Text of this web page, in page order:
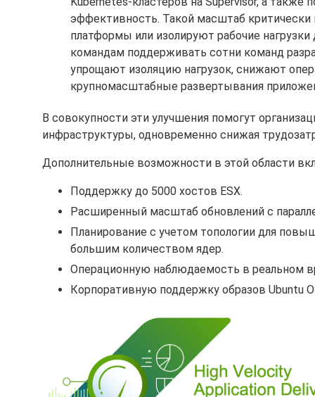
эффективность. Такой масштаб критически
платформы или изолируют рабочие
командам поддерживать сотни команд
упрощают изоляцию нагрузок, снижают
крупномасштабные развертывания
В совокупности эти улучшения помогут
инфраструктуры, одновременно снижая
Дополнительные возможности в этой области
Поддержку до 5000 хостов ESX.
Расширенный масштаб обновлений с
Планирование с учетом топологии для
большим количеством ядер.
Операционную наблюдаемость в реальном
Корпоративную поддержку образов Ubuntu